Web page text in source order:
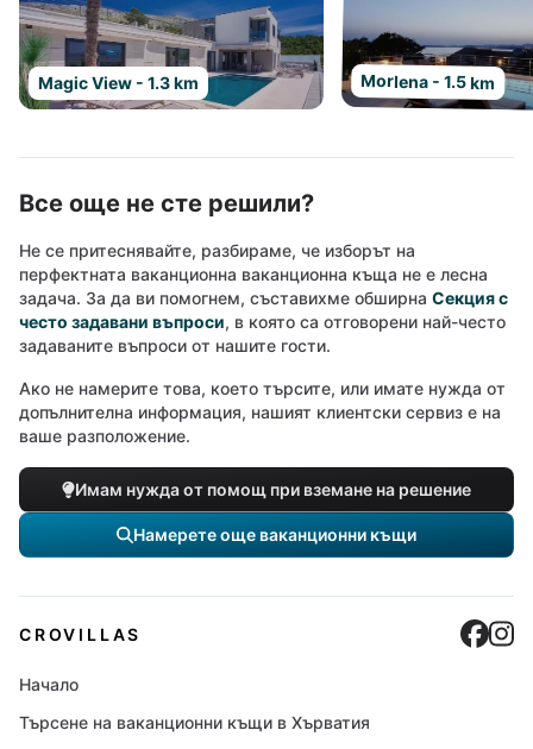
Magic View - 1.3 km Morlena - 1.5 km
Все още не сте решили?
Не се притеснявайте, разбираме, че изборът на
перфектната ваканционна ваканционна къща не е лесна
задача. За да ви помогнем, съставихме обширна Секция с
често задавани въпроси, в която са отговорени най-често
задаваните въпроси от нашите гости.
Ако не намерите това, което търсите, или имате нужда от
допълнителна информация, нашият клиентски сервиз е на
ваше разположение.
Имам нужда от помощ при вземане на решение
Намерете още ваканционни къщи
CROVILLAS
Начало
Търсене на ваканционни къщи в Хърватия